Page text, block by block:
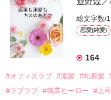
そんなある日、哲平は美
遭っていることを知る。
美桜を守るため、哲平は
夏木美桜(なつきみお)
鳴海哲平 (なるみてっぺい)
帰国後、美桜は新しい職
なんと彼の正体は、とあ
れて起業した新進気鋭の
――御影恭司その人だっ
なぜか恭司から飼い猫
総文字数/
恋愛(純愛)
164
#オフィスラブ #溺愛 #執着愛
#ラブラブ #職業ヒーロー #上司